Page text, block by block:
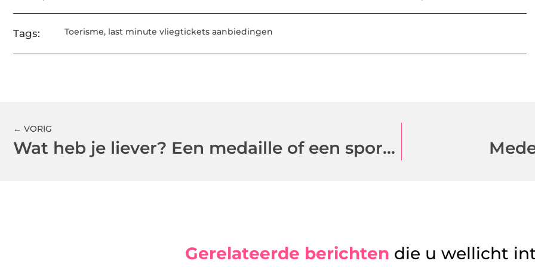
Tags: Toerisme, last minute vliegtickets aanbiedingen
← VORIG
Wat heb je liever? Een medaille of een sportbeker?
Gerelateerde berichten die u wellicht